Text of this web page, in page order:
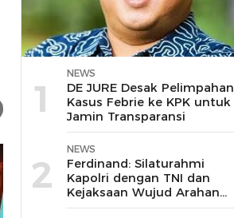
1
NEWS
DE JURE Desak Pelimpahan
Kasus Febrie ke KPK untuk
Jamin Transparansi
2
NEWS
Ferdinand: Silaturahmi
Kapolri dengan TNI dan
Kejaksaan Wujud Arahan
Presiden Prabowo